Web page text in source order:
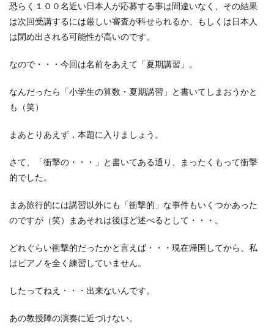
恐らく１００名近い日本人が応募する事は間違いなく、その結果
は次回受講するには厳しい審査が科せられるか、もしくは日本人
は閉め出される可能性が高いのです。
なので・・・今回は名前をあえて「夏期講習」。
なんだったら「小学生の算数・夏期講習」と書いてしまおうかと
も（笑）
まあとりあえず，本題に入りましょう。
さて、「衝撃の・・・」と書いてある通り、まったくもって衝撃
的でした。
まあ旅行的には講習以外にも「衝撃的」な事件もいくつかあった
のですが（笑）まあそれは後ほど述べるとして・・・。
どれぐらい衝撃的だったかと言えば・・・現在帰国してから、私
はピアノを全く練習していません。
したってねえ・・・出来ないんです。
あの教授陣の演奏に近づけない。